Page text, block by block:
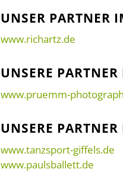
UNSER PARTNER
www.richartz.de
UNSERE
www.pruemm-
UNSERE
www.tanzsport-giffels.de
www.paulsballett.de